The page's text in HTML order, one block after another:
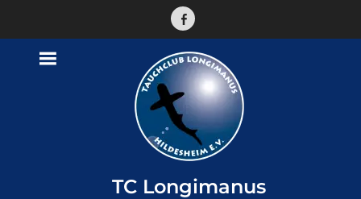
Facebook
TC Longimanus